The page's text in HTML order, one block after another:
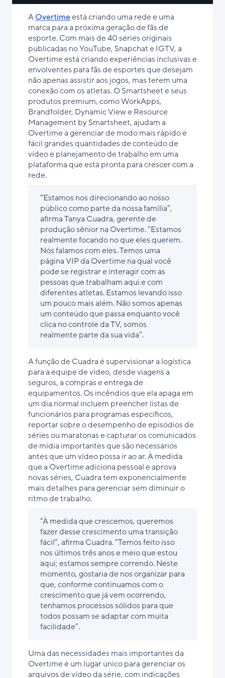
AOvertimeestá criando uma rede e uma
marca para a próxima geração de fãs de
esporte. Com mais de 40 séries originais
publicadas no YouTube, Snapchat e IGTV, a
Overtime está criando experiências inclusivas e
envolventes para fãs de esportes que desejam
não apenas assistir aos jogos, mas terem uma
conexão com os atletas. O Smartsheet e seus
produtos premium, como WorkApps,
Brandfolder, Dynamic View e Resource
Management by Smartsheet, ajudam a
Overtime a gerenciar de modo mais rápido e
fácil grandes quantidades de conteúdo de
vídeo e planejamento de trabalho em uma
plataforma que está pronta para crescer com a
rede.
“Estamos nos direcionando ao nosso
público como parte da nossa família”,
afirma Tanya Cuadra, gerente de
produção sênior na Overtime. “Estamos
realmente focando no que eles querem.
Nós falamos com eles. Temos uma
página VIP da Overtime na qual você
pode se registrar e interagir com as
pessoas que trabalham aqui e com
diferentes atletas. Estamos levando isso
um pouco mais além. Não somos apenas
um conteúdo que passa enquanto você
clica no controle da TV, somos
realmente parte da sua vida”.
A função de Cuadra é supervisionar a logística
para a equipe de vídeo, desde viagens a
seguros, a compras e entrega de
equipamentos. Os incêndios que ela apaga em
um dia normal incluem preencher listas de
funcionários para programas específicos,
reportar sobre o desempenho de episódios de
séries ou maratonas e capturar os comunicados
de mídia importantes que são necessários
antes que um vídeo possa ir ao ar. À medida
que a Overtime adiciona pessoal e aprova
novas séries, Cuadra tem exponencialmente
mais detalhes para gerenciar sem diminuir o
ritmo de trabalho.
“À medida que crescemos, queremos
fazer desse crescimento uma transição
fácil”, afirma Cuadra. “Temos feito isso
nos últimos três anos e meio que estou
aqui; estamos sempre correndo. Neste
momento, gostaria de nos organizar para
que, conforme continuamos com o
crescimento que já vem ocorrendo,
tenhamos processos sólidos para que
todos possam se adaptar com muita
facilidade”.
Uma das necessidades mais importantes da
Overtime é um lugar único para gerenciar os
arquivos de vídeo da série, com indicações